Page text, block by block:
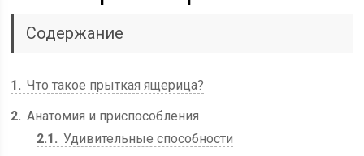
Содержание
1
Что такое прыткая ящерица?
2 Анатомия и приспособления
2.1
Удивительные способности